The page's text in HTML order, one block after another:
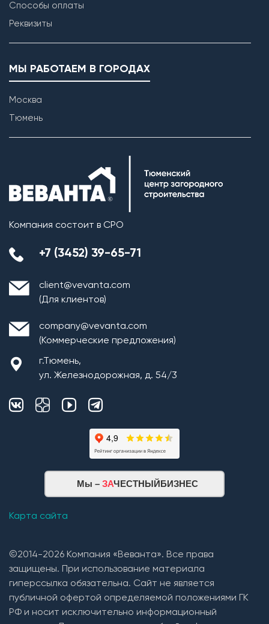
Способы оплаты
Реквизиты
МЫ РАБОТАЕМ В ГОРОДАХ
Москва
Тюмень
Компания состоит в СРО
+7 (3452) 39-65-71
client@vevanta.com
(Для клиентов)
company@vevanta.com
(Коммерческие предложения)
г.Тюмень,
ул. Железнодорожная, д. 54/3
Мы – ЗАЧЕСТНЫЙБИЗНЕС
Карта сайта
©2014-2026 Компания «Веванта». Все права
защищены. При использование материала
гиперссылка обязательна. Сайт не является
публичной офертой определяемой положениями ГК
РФ и носит исключительно информационный